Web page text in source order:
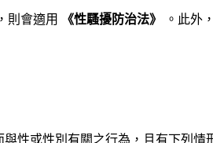
則會適用 《性騷擾防治法》
。此外
性或性別有關之行為，且有下列